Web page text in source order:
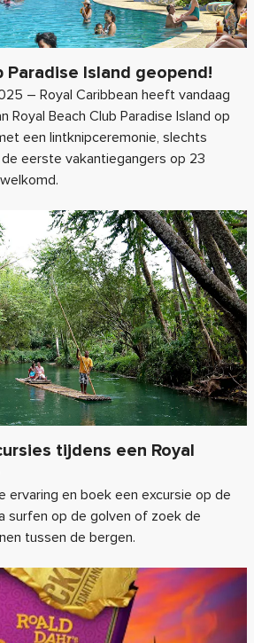
Paradise Island geopend!
– Royal Caribbean heeft vandaag
Royal Beach Club Paradise Island op
een lintknipceremonie, slechts
eerste vakantiegangers op 23
tijdens een Royal
ervaring en boek een excursie op de
surfen op de golven of zoek de
tussen de bergen.